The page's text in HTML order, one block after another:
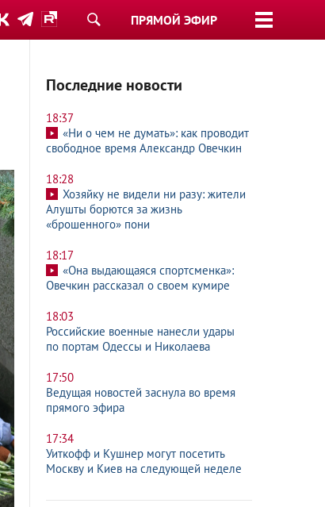
ПРЯМОЙ ЭФИР
Последние новости
18:37
«Ни о чем не думать»: как проводит
свободное время Александр Овечкин
18:28
Хозяйку не видели ни разу: жители
Алушты борются за жизнь
«брошенного» пони
18:17
«Она выдающаяся спортсменка»:
Овечкин рассказал о своем кумире
18:03
Российские военные нанесли удары
по портам Одессы и Николаева
17:50
Ведущая новостей заснула во время
прямого эфира
17:34
Уиткофф и Кушнер могут посетить
Москву и Киев на следующей неделе